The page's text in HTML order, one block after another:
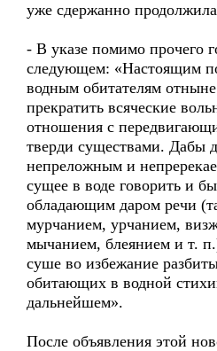
уже сдержанно
- В указе помимо прочего
следующем: «Настоящим
водным обитателям отныне
прекратить всяческие
отношения с
тверди существами. Дабы
непреложным и
сущее в воде говорить и
обладающим даром речи
мурчанием, урчанием,
мычанием, блеянием и т.
суше во избежание
обитающих в водной
дальнейшем».
После объявления этой